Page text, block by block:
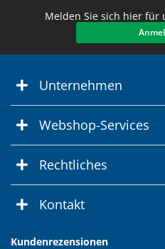
Melden Sie sich hier für
Unternehmen
Webshop-Services
Rechtliches
Kontakt
Kundenrezensionen